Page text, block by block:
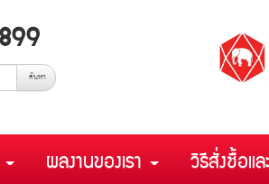
ผลงานของเรา วิธีสั่งซื้อแล
ค้นหา